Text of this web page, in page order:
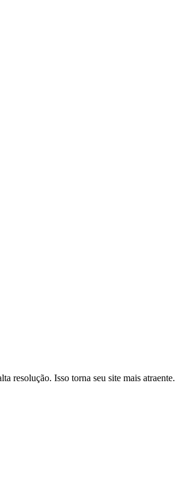
resolução. Isso torna seu site mais atraente.